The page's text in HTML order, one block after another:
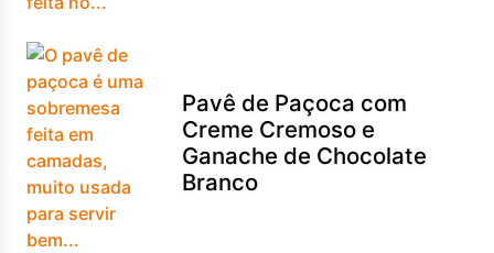
Pavê de Paçoca com
Creme Cremoso e
Ganache de Chocolate
Branco